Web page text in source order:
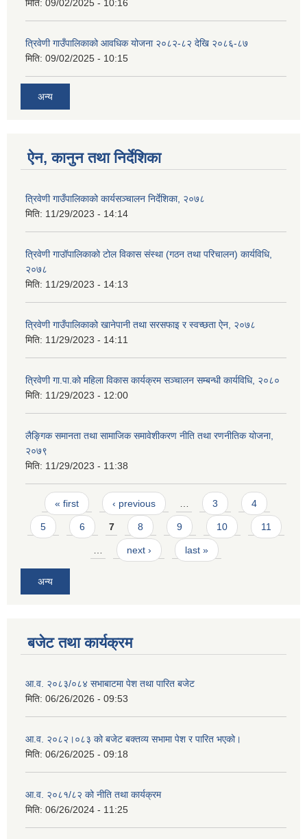
मिति: 09/02/2025 - 10:16
त्रिवेणी गाउँपालिकाको आवधिक योजना २०८२-८२ देखि २०८६-८७
मिति: 09/02/2025 - 10:15
अन्य
ऐन, कानुन तथा निर्देशिका
त्रिवेणी गाउँपालिकाको कार्यसञ्चालन निर्देशिका, २०७८
मिति: 11/29/2023 - 14:14
त्रिवेणी गाउॉपालिकाको टोल विकास संस्था (गठन तथा परिचालन) कार्यविधि,
२०७८
मिति: 11/29/2023 - 14:13
त्रिवेणी गाउँपालिकाको खानेपानी तथा सरसफाइ र स्वच्छता ऐन, २०७८
मिति: 11/29/2023 - 14:11
त्रिवेणी गा.पा.को महिला विकास कार्यक्रम सञ्चालन सम्बन्धी कार्यविधि, २०८०
मिति: 11/29/2023 - 12:00
लैङ्गिक समानता तथा सामाजिक समावेशीकरण नीति तथा रणनीतिक योजना,
२०७९
मिति: 11/29/2023 - 11:38
Pages
« first ‹ previous 3 4
5 6 7 8 9 10 11
next › last »
अन्य
बजेट तथा कार्यक्रम
आ.व. २०८३/०८४ सभाबाटमा पेश तथा पारित बजेट
मिति: 06/26/2026 - 09:53
आ‍.व. २०८२।०८३ को बजेट बक्तव्य सभामा पेश र पारित भएको।
मिति: 06/26/2025 - 09:18
आ.व. २०८१/८२ को नीति तथा कार्यक्रम
मिति: 06/26/2024 - 11:25